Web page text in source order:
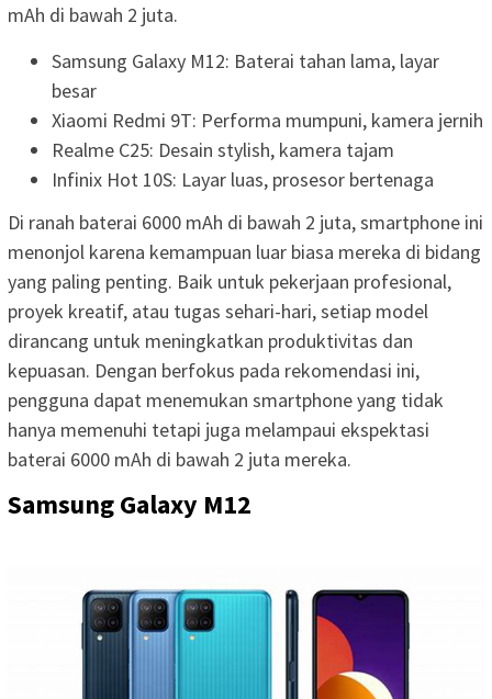
mAh di bawah 2 juta.
Samsung Galaxy M12: Baterai tahan lama, layar
besar
Xiaomi Redmi 9T: Performa mumpuni, kamera jernih
Realme C25: Desain stylish, kamera tajam
Infinix Hot 10S: Layar luas, prosesor bertenaga
Di ranah baterai 6000 mAh di bawah 2 juta, smartphone ini
menonjol karena kemampuan luar biasa mereka di bidang
yang paling penting. Baik untuk pekerjaan profesional,
proyek kreatif, atau tugas sehari-hari, setiap model
dirancang untuk meningkatkan produktivitas dan
kepuasan. Dengan berfokus pada rekomendasi ini,
pengguna dapat menemukan smartphone yang tidak
hanya memenuhi tetapi juga melampaui ekspektasi
baterai 6000 mAh di bawah 2 juta mereka.
Samsung Galaxy M12